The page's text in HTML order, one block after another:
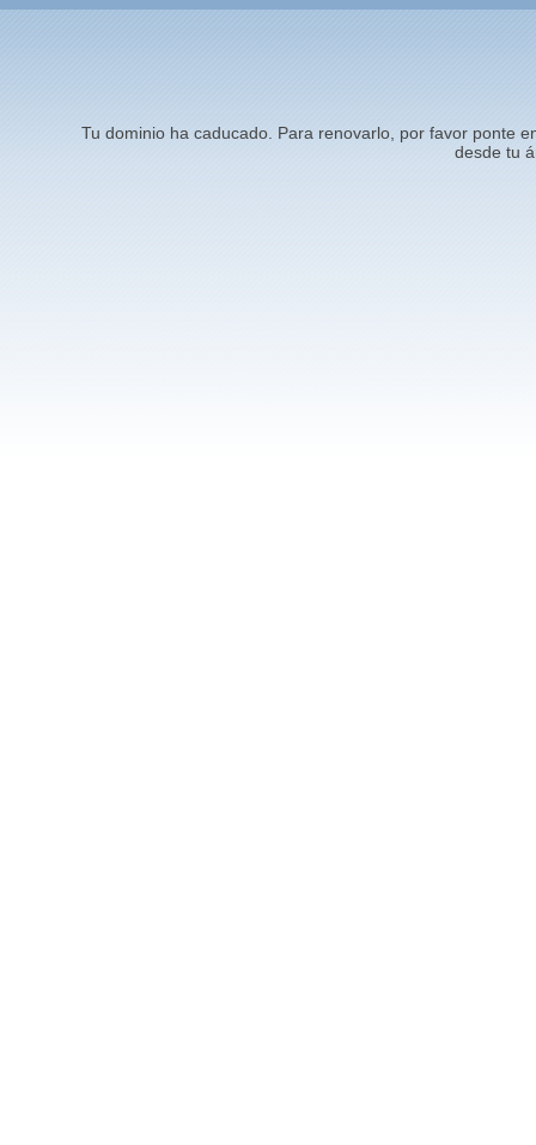
Tu dominio ha caducado. Para renovarlo, por favor ponte
desde tu